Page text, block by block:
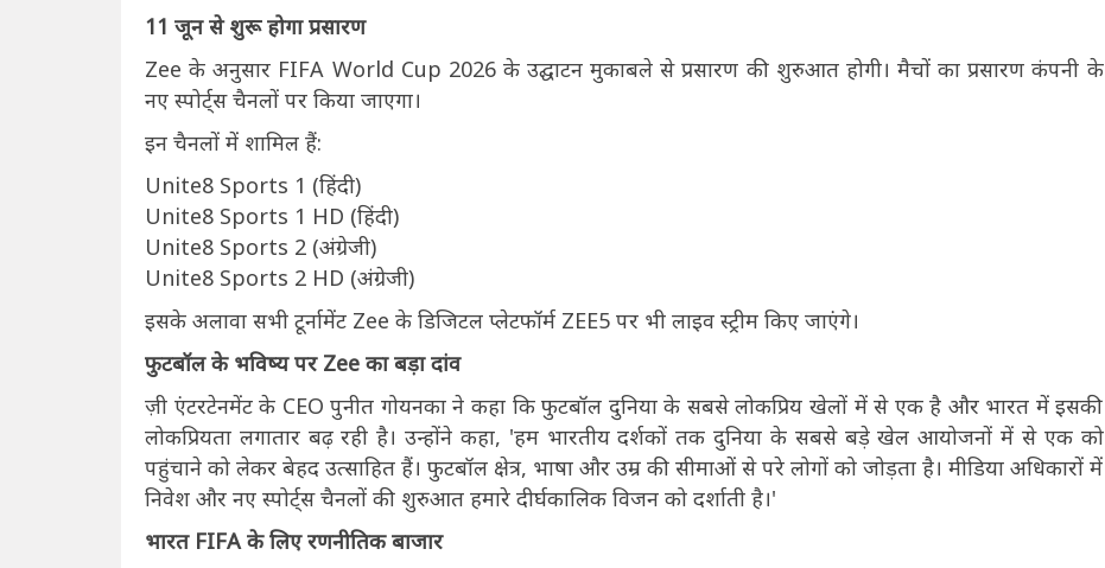
11 जून से शुरू होगा प्रसारण
Zee के अनुसार FIFA World Cup 2026 के उद्घाटन मुकाबले से प्रसारण की शुरुआत होगी। मैचों का प्रसारण कंपनी के
नए स्पोर्ट्स चैनलों पर किया जाएगा।
इन चैनलों में शामिल हैं:
Unite8 Sports 1 (हिंदी)
Unite8 Sports 1 HD (हिंदी)
Unite8 Sports 2 (अंग्रेजी)
Unite8 Sports 2 HD (अंग्रेजी)
इसके अलावा सभी टूर्नामेंट Zee के डिजिटल प्लेटफॉर्म ZEE5 पर भी लाइव स्ट्रीम किए जाएंगे।
फुटबॉल के भविष्य पर Zee का बड़ा दांव
ज़ी एंटरटेनमेंट के CEO पुनीत गोयनका ने कहा कि फुटबॉल दुनिया के सबसे लोकप्रिय खेलों में से एक है और भारत में इसकी
लोकप्रियता लगातार बढ़ रही है। उन्होंने कहा, 'हम भारतीय दर्शकों तक दुनिया के सबसे बड़े खेल आयोजनों में से एक को
पहुंचाने को लेकर बेहद उत्साहित हैं। फुटबॉल क्षेत्र, भाषा और उम्र की सीमाओं से परे लोगों को जोड़ता है। मीडिया अधिकारों में
निवेश और नए स्पोर्ट्स चैनलों की शुरुआत हमारे दीर्घकालिक विजन को दर्शाती है।'
भारत FIFA के लिए रणनीतिक बाजार